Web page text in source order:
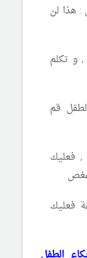
: هذا لن
و تكلم
قم
, فعليك
فعليك